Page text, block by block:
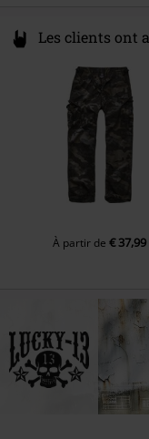
Les clients ont
À partir de€ 37,99